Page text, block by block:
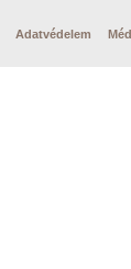
Adatvédelem